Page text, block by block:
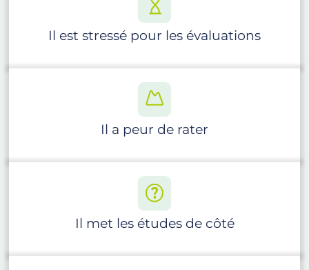
Il est stressé pour les évaluations
Il a peur de rater
Il met les études de côté